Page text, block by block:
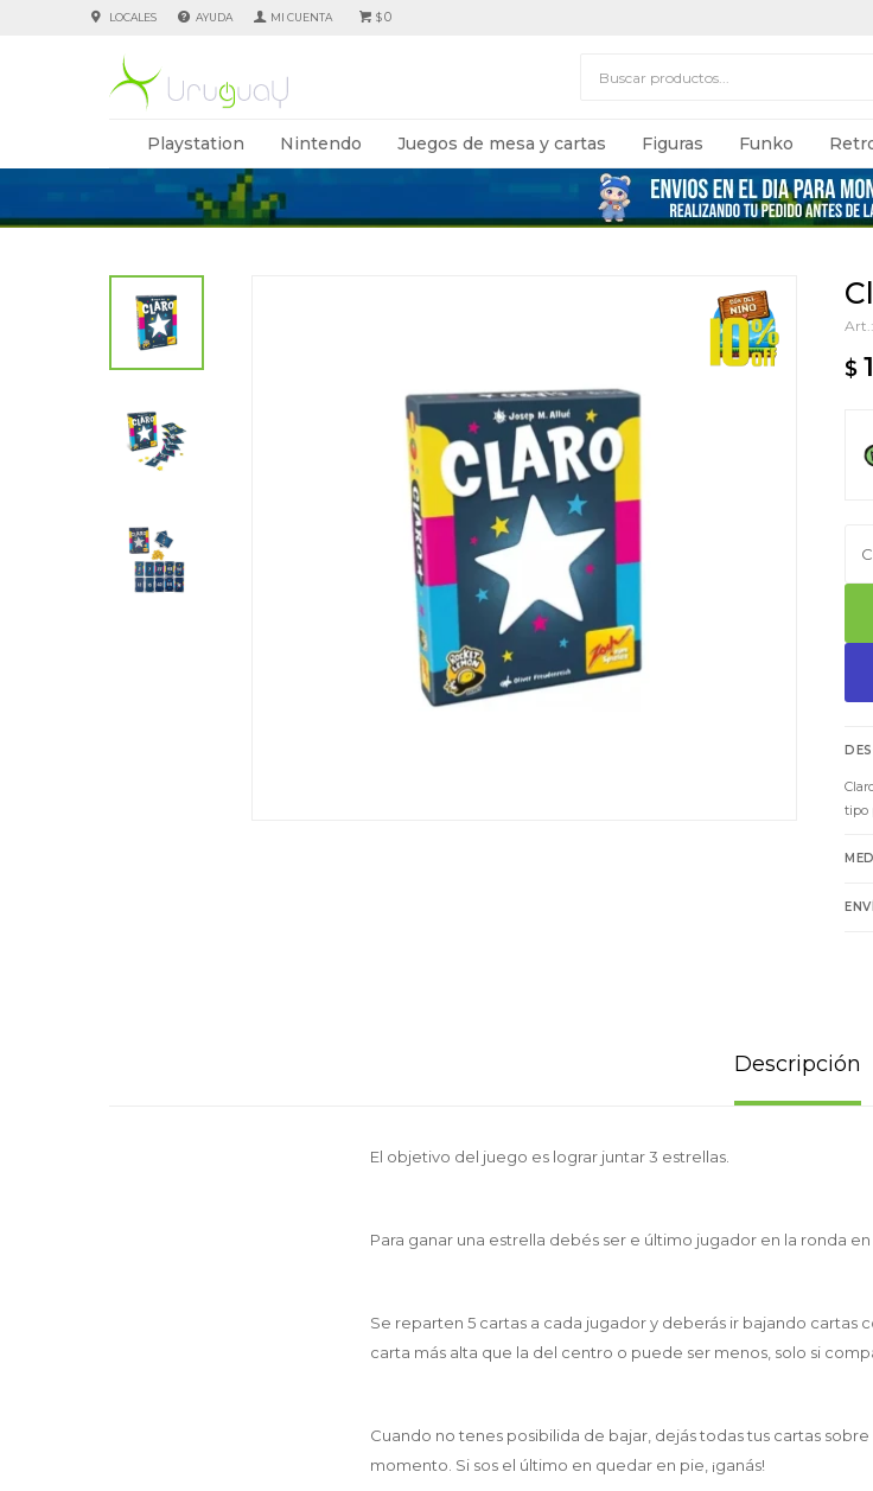
Playstation Nintendo Juegos de mesa y cartas Figuras Funko
$0
LOCALES AYUDA
$
tipo
Descripción
El objetivo del juego es lograr juntar 3 estrellas.
Para ganar una estrella debés ser e último jugador en la ronda
Se reparten 5 cartas a cada jugador y deberás ir bajando cartas
carta más alta que la del centro o puede ser menos, solo si
Cuando no tenes posibilida de bajar, dejás todas tus cartas
momento. Si sos el último en quedar en pie, ¡ganás!